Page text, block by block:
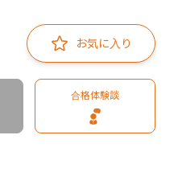
お気に入り
合格体験談